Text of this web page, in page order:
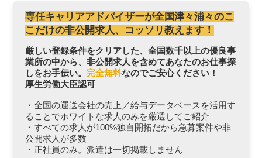
専任キャリアアドバイザーが全国津々浦々のこ
こだけの非公開求人、コッソリ教えます！
厳しい登録条件をクリアした、全国数千以上の優良事
業所の中から、非公開求人を含めてあなたのお仕事探
しをお手伝い。 完全無料なのでご安心ください！
厚生労働大臣認可
・全国の運送会社の売上／給与データベースを活用す
ることでホワイトな求人のみを厳選してご紹介
・すべての求人が100%独自開拓だから急募案件や非
公開求人が多数
・正社員のみ。派遣は一切掲載しません